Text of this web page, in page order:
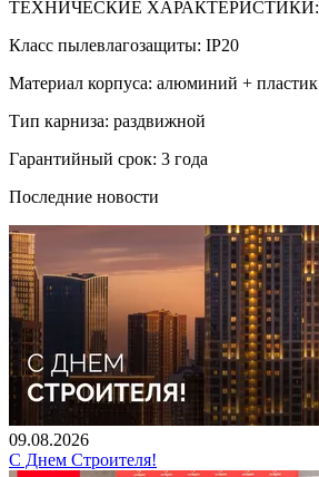
ТЕХНИЧЕСКИЕ ХАРАКТЕРИСТИКИ:
Класс пылевлагозащиты: IP20
Материал корпуса: алюминий + пластик
Тип карниза: раздвижной
Гарантийный срок: 3 года
Последние новости
09.08.2026
С Днем Строителя!